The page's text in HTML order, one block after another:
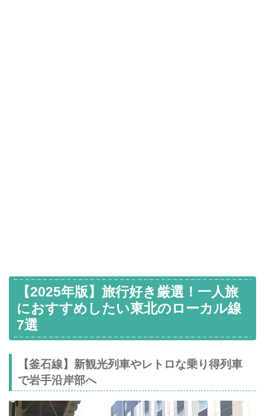
【2025年版】旅行好き厳選！一人旅
におすすめしたい東北のローカル線
7選
【釜石線】新観光列車やレトロな乗り得列車
で岩手沿岸部へ